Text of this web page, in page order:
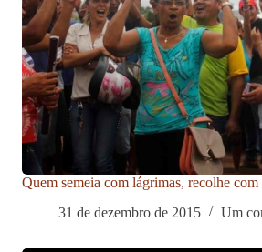
Quem semeia com lágrimas, recolhe com
31 de dezembro de 2015
Um